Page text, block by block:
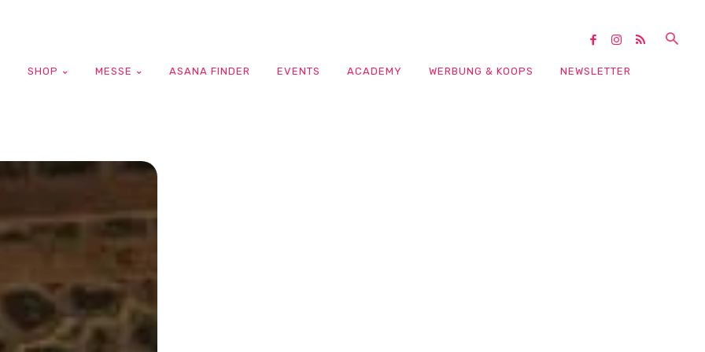
SHOP MESSE ASANA FINDER EVENTS ACADEMY WERBUNG & KOOPS NEWSLETTER